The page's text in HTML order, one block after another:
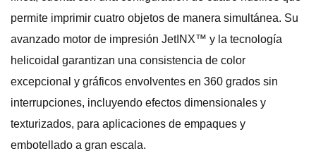
permite imprimir cuatro objetos de manera simultánea. Su
avanzado motor de impresión JetINX™ y la tecnología
helicoidal garantizan una consistencia de color
excepcional y gráficos envolventes en 360 grados sin
interrupciones, incluyendo efectos dimensionales y
texturizados, para aplicaciones de empaques y
embotellado a gran escala.